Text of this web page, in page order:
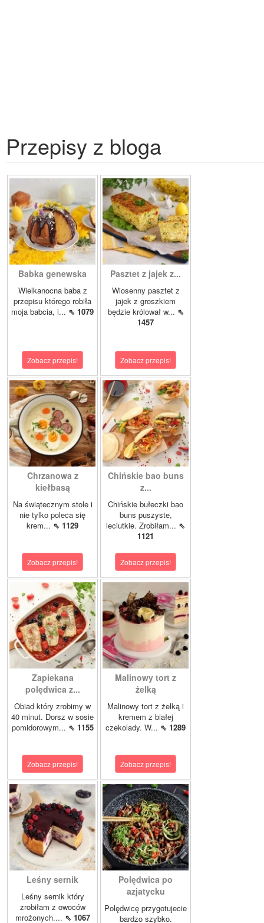
Przepisy z bloga
Babka genewska
Wielkanocna baba z
przepisu którego robiła
moja babcia, i... ⇖ 1079
Zobacz przepis!
Pasztet z jajek z...
Wiosenny pasztet z
jajek z groszkiem
będzie królował w... ⇖
1457
Zobacz przepis!
Chrzanowa z
kiełbasą
Na świątecznym stole i
nie tylko poleca się
krem... ⇖ 1129
Zobacz przepis!
Chińskie bao buns
z...
Chińskie bułeczki bao
buns puszyste,
leciutkie. Zrobiłam... ⇖
1121
Zobacz przepis!
Zapiekana
polędwica z...
Obiad który zrobimy w
40 minut. Dorsz w sosie
pomidorowym... ⇖ 1155
Zobacz przepis!
Malinowy tort z
żelką
Malinowy tort z żelką i
kremem z białej
czekolady. W... ⇖ 1289
Zobacz przepis!
Leśny sernik
Leśny sernik który
zrobiłam z owoców
mrożonych.... ⇖ 1067
Polędwica po
azjatycku
Polędwicę przygotujecie
bardzo szybko.